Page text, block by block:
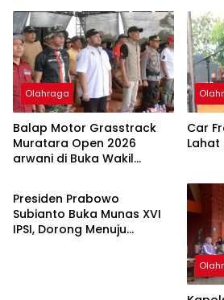
Olahraga
Balap Motor Grasstrack
Muratara Open 2026
arwani di Buka Wakil
Car
Lahat
Olahraga
Presiden Prabowo
Subianto Buka Munas XVI
IPSI, Dorong Menuju